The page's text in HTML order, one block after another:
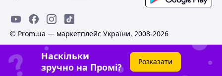
© Prom.ua — маркетплейс України, 2008-2026
Наскільки
зручно на Промі?
Розказати